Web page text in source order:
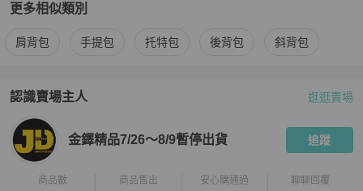
更多相似類別
更多Ferragamo女包 相似商品推薦
肩背包 手提包 托特包 後背包 斜背包
認識賣場主人
PopChill 拍拍圈嚴選賣家 金鐸精品7/26～8/9暫停出貨介紹
逛逛賣場
金鐸精品7/26～8/9暫停出貨 追蹤
商品數 商品售出 安心購通過 聊聊回覆